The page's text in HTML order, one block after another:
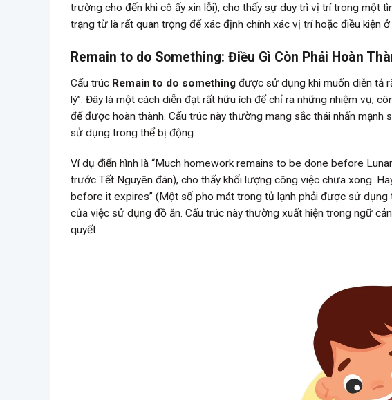
trường cho đến khi cô ấy xin lỗi), cho thấy sự duy trì vị trí trong một
trạng từ là rất quan trọng để xác định chính xác vị trí hoặc điều kiện ở
Remain to do Something: Điều Gì Còn Phải Hoàn
Cấu trúc Remain to do something được sử dụng khi muốn diễn tả
lý”. Đây là một cách diễn đạt rất hữu ích để chỉ ra những nhiệm vụ,
để được hoàn thành. Cấu trúc này thường mang sắc thái nhấn
sử dụng trong thể bị động.
Ví dụ điển hình là “Much homework remains to be done before
trước Tết Nguyên đán), cho thấy khối lượng công việc chưa xong.
before it expires” (Một số pho mát trong tủ lạnh phải được sử
của việc sử dụng đồ ăn. Cấu trúc này thường xuất hiện trong ngữ
quyết.